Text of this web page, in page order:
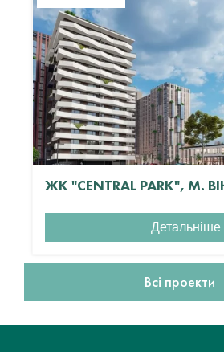
ЖК "CENTRAL PARK", М.
Детальніше
Всі проекти